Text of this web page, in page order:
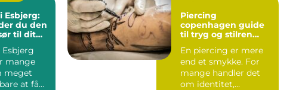
Esbjerg:
du den
til dit
mange
meget
at få
Piercing
copenhagen guide
til tryg og stilren
En piercing er mere
end et smykke. For
mange handler det
om identitet,